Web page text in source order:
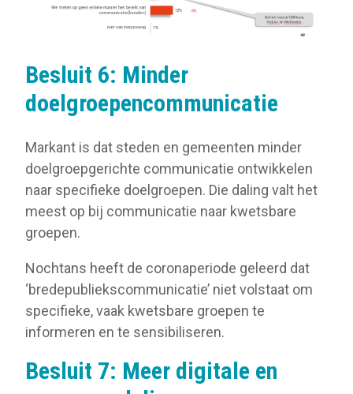
Besluit 6: Minder
doelgroepencommunicatie
Markant is dat steden en gemeenten minder
doelgroepgerichte communicatie ontwikkelen
naar specifieke doelgroepen. Die daling valt het
meest op bij communicatie naar kwetsbare
groepen.
Nochtans heeft de coronaperiode geleerd dat
‘bredepubliekscommunicatie’ niet volstaat om
specifieke, vaak kwetsbare groepen te
informeren en te sensibiliseren.
Besluit 7: Meer digitale en